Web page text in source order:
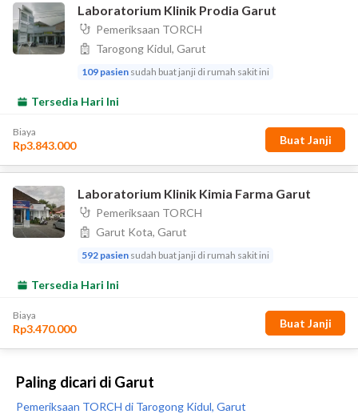
Paling dicari di Garut
Pemeriksaan TORCH di Tarogong Kidul, Garut